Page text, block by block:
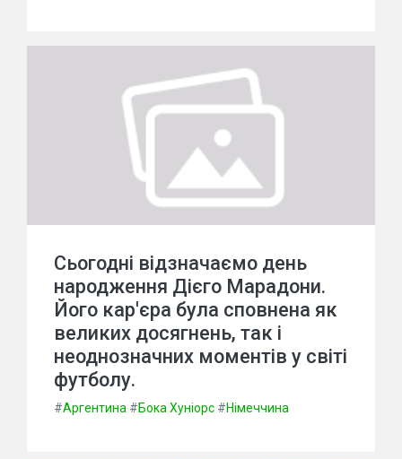
Сьогодні відзначаємо день
народження Дієго Марадони.
Його кар'єра була сповнена як
великих досягнень, так і
неоднозначних моментів у світі
футболу.
#Аргентина #Бока Хуніорс #Німеччина